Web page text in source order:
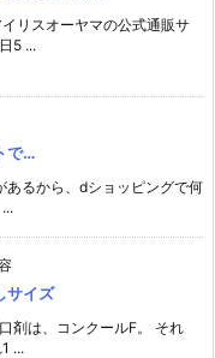
リスオーヤマの公式通販サ
5 ...
で…
あるから、dショッピングで何
サイズ
剤は、コンクールF。 それ
...